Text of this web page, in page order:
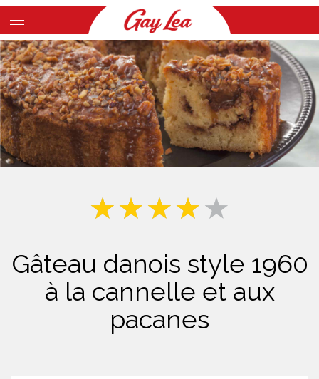
Skip
to
main
content
Main
Content
Gâteau danois style 1960
à la cannelle et aux
pacanes